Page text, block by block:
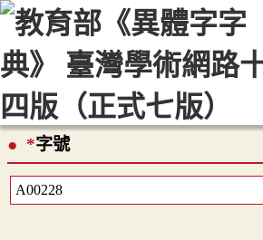
::: 最新消息 常見問題 編輯說明
顯示模式
網站導覽
*字號